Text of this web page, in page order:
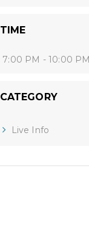
TIME
7:00 PM - 10:00 PM
CATEGORY
Live Info